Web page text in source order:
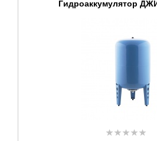
Гидроаккумулятор